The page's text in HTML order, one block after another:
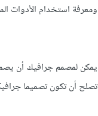
ومعرفة استخدام الأدوات
يمكن لمصمم جرافيك أن
تصلح أن تكون تصميما